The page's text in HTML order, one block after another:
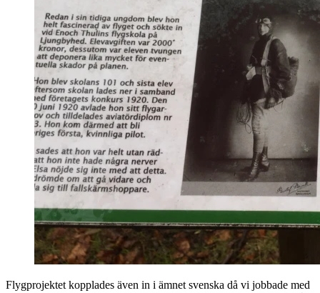
Flygprojektet kopplades även in i ämnet svenska då vi jobbade med